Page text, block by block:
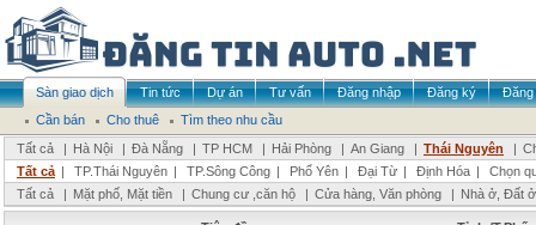
Sàn giao dịch Tin tức Dự án Tư vấn Đăng nhập Đăng ký
Đăng
Cần bán
Cho thuê
Tìm theo nhu cầu
Tất cả
| Hà Nội | Đà Nẵng | TP HCM | Hải Phòng | An Giang | Thái Nguyên |
Tất cả | TP.Thái Nguyên | TP.Sông Công | Phổ Yên | Đại Từ | Định Hóa |
Chọn
Tất cả
| Mặt phố, Mặt tiền | Chung cư ,căn hộ | Cửa hàng, Văn phòng | Nhà ở, Đất ở